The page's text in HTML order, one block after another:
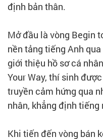
định bản thân.
Mở đầu là vòng Begin
nền tảng tiếng Anh
giới thiệu hồ sơ cá
Your Way, thí sinh
truyền cảm hứng qua
nhân, khẳng định
Khi tiến đến vòng bán